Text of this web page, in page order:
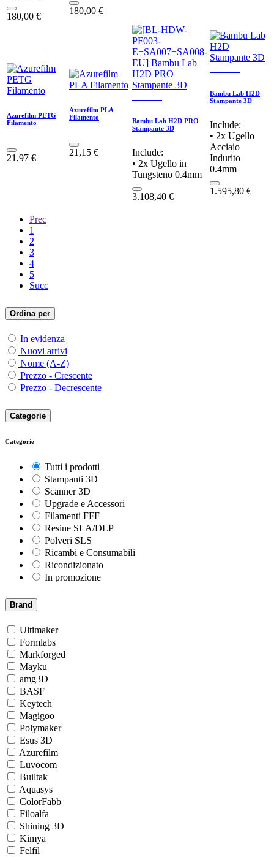
180,00 €
180,00 €
Azurefilm PETG
Filamento
21,97 €
Azurefilm PLA
Filamento
21,15 €
Bambu Lab H2D PRO
Stampante 3D
Include:
• 2x Ugello in
Tungsteno 0.4mm
3.108,40 €
Bambu Lab H2D
Stampante 3D
Include:
• 2x Ugello
Acciaio
Indurito
0.4mm
1.595,80 €
Prec
1
2
3
4
5
Succ
Ordina per
In evidenza
Nuovi arrivi
Nome (A-Z)
Prezzo - Crescente
Prezzo - Decrescente
Categorie
Categorie
Tutti i prodotti
Stampanti 3D
Scanner 3D
Upgrade e Accessori
Filamenti FFF
Resine SLA/DLP
Polveri SLS
Ricambi e Consumabili
Ricondizionato
In promozione
Brand
Ultimaker
Formlabs
Markforged
Mayku
amg3D
BASF
Keytech
Magigoo
Polymaker
Esus 3D
Azurefilm
Luvocom
Builtak
Aquasys
ColorFabb
Filoalfa
Shining 3D
Kimya
Felfil